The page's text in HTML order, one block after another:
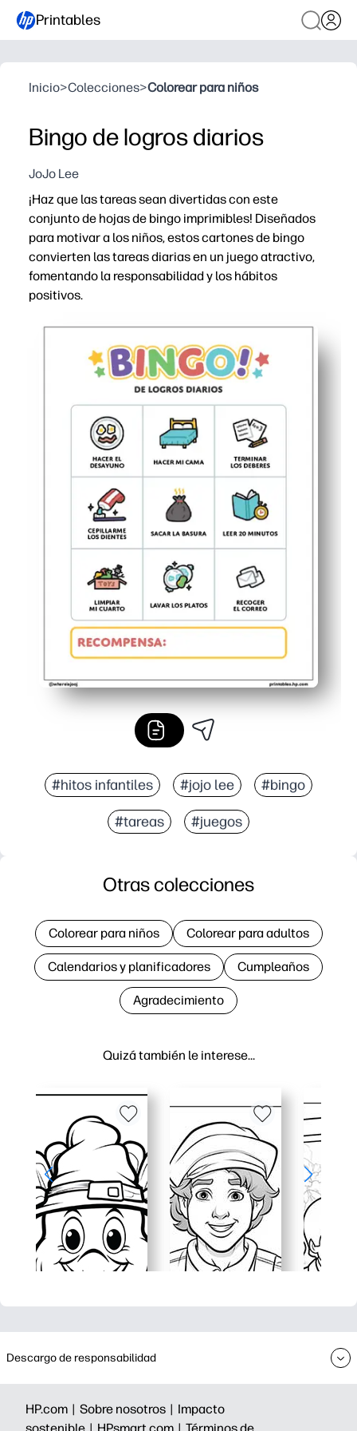
Printables
Inicio>Colecciones>Colorear para niños
Bingo de logros diarios
JoJo Lee
¡Haz que las tareas sean divertidas con este
conjunto de hojas de bingo imprimibles! Diseñados
para motivar a los niños, estos cartones de bingo
convierten las tareas diarias en un juego atractivo,
fomentando la responsabilidad y los hábitos
positivos.
#hitos infantiles #jojo lee #bingo
#tareas #juegos
Quizá también le interese…
Otras colecciones
Colorear para niños Colorear para adultos
Calendarios y planificadores Cumpleaños
Agradecimiento
Descargo de responsabilidad
HP.com | Sobre nosotros | Impacto